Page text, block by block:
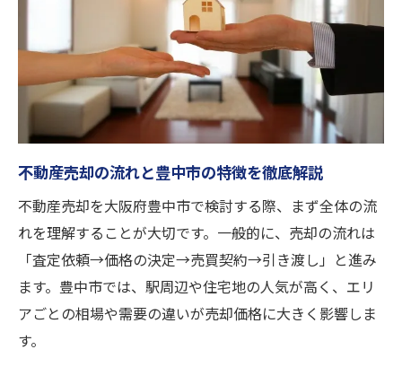
不動産売却で損をしないための情報収集法
豊中市の市場動向と不動産売却準備の関係
信頼できる買取業者探しで査定額アップ
不動産売却に強い豊中市の現状とポイント
不動産売却に強い豊中市の市場動向とは
豊中市で選ばれる不動産売却業者の特徴
買取が注目される理由と不動産売却の違い
豊中市で高額査定を得るための条件整理
不動産売却の専門家に相談するメリット
信頼を得る買取と仲介の違いを解説
不動産売却で選ぶべき買取と仲介の違い
不動産売却の流れと豊中市の特徴を徹底解説
不動産売却を大阪府豊中市で検討する際、まず全体の流
れを理解することが大切です。一般的に、売却の流れは
「査定依頼→価格の決定→売買契約→引き渡し」と進み
ます。豊中市では、駅周辺や住宅地の人気が高く、エリ
アごとの相場や需要の違いが売却価格に大きく影響しま
す。